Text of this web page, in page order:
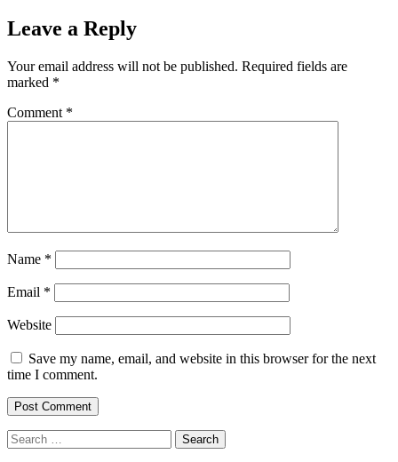
Leave a Reply
Your email address will not be published. Required fields are
marked *
Comment *
Name *
Email *
Website
Save my name, email, and website in this browser for the next
time I comment.
Search
for: